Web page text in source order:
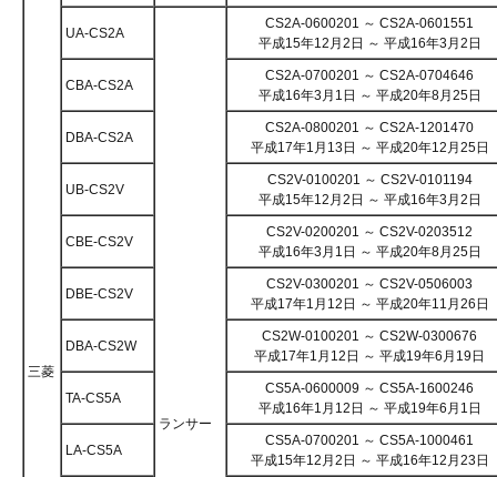
三菱
UA-CS2A
ランサー
CS2A-0600201 ～ CS2A-0601551
平成15年12月2日 ～ 平成16年3月2日
CBA-CS2A
CS2A-0700201 ～ CS2A-0704646
平成16年3月1日 ～ 平成20年8月25日
DBA-CS2A
CS2A-0800201 ～ CS2A-1201470
平成17年1月13日 ～ 平成20年12月25日
UB-CS2V
CS2V-0100201 ～ CS2V-0101194
平成15年12月2日 ～ 平成16年3月2日
CBE-CS2V
CS2V-0200201 ～ CS2V-0203512
平成16年3月1日 ～ 平成20年8月25日
DBE-CS2V
CS2V-0300201 ～ CS2V-0506003
平成17年1月12日 ～ 平成20年11月26日
DBA-CS2W
CS2W-0100201 ～ CS2W-0300676
平成17年1月12日 ～ 平成19年6月19日
TA-CS5A
CS5A-0600009 ～ CS5A-1600246
平成16年1月12日 ～ 平成19年6月1日
LA-CS5A
CS5A-0700201 ～ CS5A-1000461
平成15年12月2日 ～ 平成16年12月23日